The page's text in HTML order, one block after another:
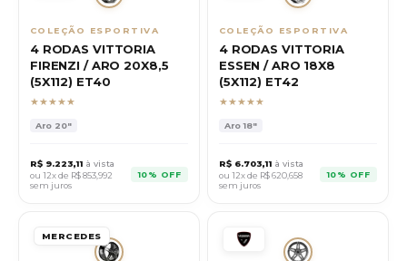
COLEÇÃO ESPORTIVA
4 RODAS VITTORIA
FIRENZI / ARO 20X8,5
(5X112) ET40
★★★★★
Aro 20"
R$ 9.223,11 à vista
ou 12x de R$853,992
sem juros
10% OFF
COLEÇÃO ESPORTIVA
4 RODAS VITTORIA
ESSEN / ARO 18X8
(5X112) ET42
★★★★★
Aro18"
R$ 6.703,11 à vista
ou 12x de R$620,658
sem juros
10% OFF
MERCEDES